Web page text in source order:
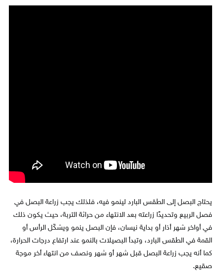
يحتاج البصل إلى الطقس البارد لينمو فيه، فلذلك يجب زراعة البصل في
فصل الربيع وتحديدًا زراعته بعد الانتهاء من حراثة التربة، حيث يكون ذلك
في أواخر شهر أذار أو بداية نيسان، فإن البصل ينمو ويشكّل الرأس أو
القمة في الطقس البارد، وتبدأ البصيلات بالنمو عند ارتفاع درجات الحرارة،
كما أنه يجب زراعة البصل قبل شهر أو شهر ونصف من انتهاء أخر موجة
صقيع.